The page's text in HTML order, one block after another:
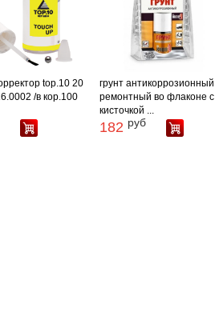
top.10 20
/в кор.100
грунт антикоррозионный
ремонтный во флаконе с
кисточкой ...
182 руб